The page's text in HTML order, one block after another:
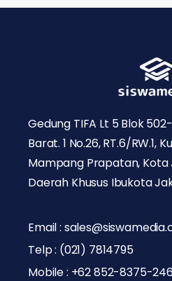
Gedung TIFA Lt 5 Blok
Barat. 1 No.26, RT.6/RW.1,
Mampang Prapatan,
Daerah Khusus Ibukota
Email :
Telp : (021) 7814795
Mobile : +62 852-8375-